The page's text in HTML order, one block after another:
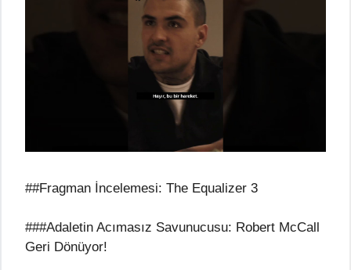
##Fragman İncelemesi: The Equalizer 3
###Adaletin Acımasız Savunucusu: Robert McCall
Geri Dönüyor!